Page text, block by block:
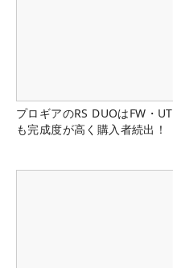
プロギアのRS DUOはFW・UT
も完成度が高く購入者続出！